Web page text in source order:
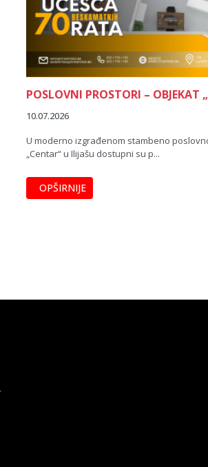
POSLOVNI PROSTORI – OBJEKAT
10.07.2026
U moderno izgrađenom stambeno
„Centar“ u Ilijašu dostupni su p...
OPŠIRNIJE